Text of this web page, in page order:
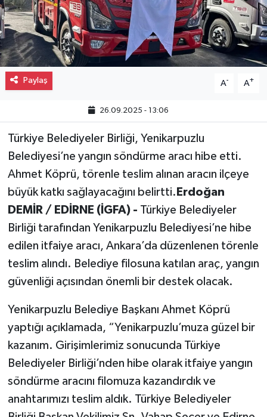
Paylaş A- A+
26.09.2025 - 13:06
Türkiye Belediyeler Birliği, Yenikarpuzlu
Belediyesi’ne yangın söndürme aracı hibe etti.
Ahmet Köprü, törenle teslim alınan aracın ilçeye
büyük katkı sağlayacağını belirtti. Erdoğan
DEMİR / EDİRNE (İGFA) - Türkiye Belediyeler
Birliği tarafından Yenikarpuzlu Belediyesi’ne hibe
edilen itfaiye aracı, Ankara’da düzenlenen törenle
teslim alındı. Belediye filosuna katılan araç, yangın
güvenliği açısından önemli bir destek olacak.
Yenikarpuzlu Belediye Başkanı Ahmet Köprü
yaptığı açıklamada, “Yenikarpuzlu’muza güzel bir
kazanım. Girişimlerimiz sonucunda Türkiye
Belediyeler Birliği’nden hibe olarak itfaiye yangın
söndürme aracını filomuza kazandırdık ve
anahtarımızı teslim aldık. Türkiye Belediyeler
Gayrimenkul
Spor
Eğitim